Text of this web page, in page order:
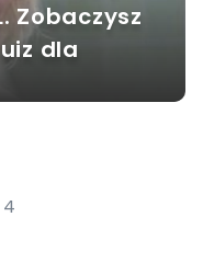
Zobaczysz
dla
4